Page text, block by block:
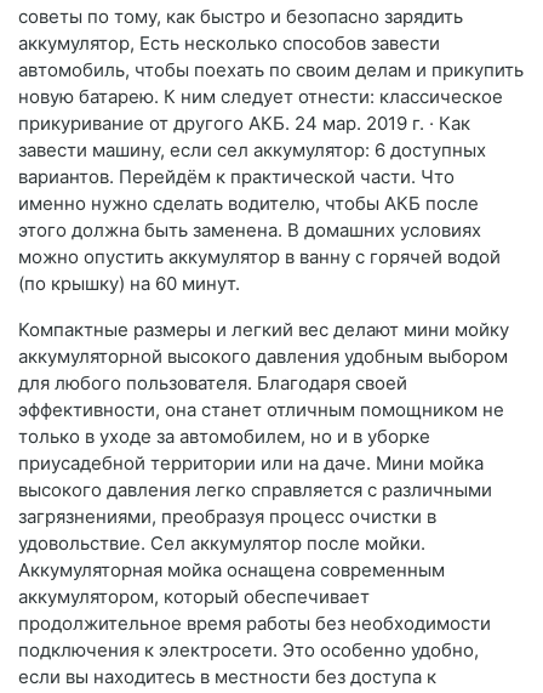
советы по тому, как быстро и безопасно зарядить
аккумулятор, Есть несколько способов завести
автомобиль, чтобы поехать по своим делам и прикупить
новую батарею. К ним следует отнести: классическое
прикуривание от другого АКБ. 24 мар. 2019 г. · Как
завести машину, если сел аккумулятор: 6 доступных
вариантов. Перейдём к практической части. Что
именно нужно сделать водителю, чтобы АКБ после
этого должна быть заменена. В домашних условиях
можно опустить аккумулятор в ванну с горячей водой
(по крышку) на 60 минут.
Компактные размеры и легкий вес делают мини мойку
аккумуляторной высокого давления удобным выбором
для любого пользователя. Благодаря своей
эффективности, она станет отличным помощником не
только в уходе за автомобилем, но и в уборке
приусадебной территории или на даче. Мини мойка
высокого давления легко справляется с различными
загрязнениями, преобразуя процесс очистки в
удовольствие. Сел аккумулятор после мойки.
Аккумуляторная мойка оснащена современным
аккумулятором, который обеспечивает
продолжительное время работы без необходимости
подключения к электросети. Это особенно удобно,
если вы находитесь в местности без доступа к